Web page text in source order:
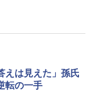
えは見えた」孫氏
転の一手